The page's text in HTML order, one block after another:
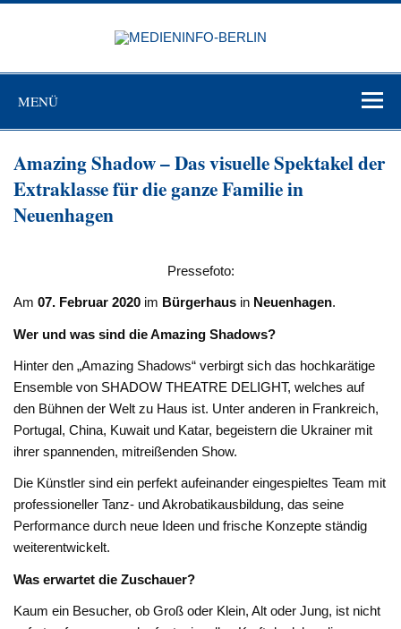
Zum
MENÜ
Amazing Shadow – Das visuelle Spektakel der
Extraklasse für die ganze Familie in
Neuenhagen
Pressefoto:
Am07. Februar 2020 im Bürgerhaus in Neuenhagen.
Wer und was sind die Amazing Shadows?
Hinter den „Amazing Shadows“ verbirgt sich das hochkarätige
Ensemble von SHADOW THEATRE DELIGHT, welches auf
den Bühnen der Welt zu Haus ist. Unter anderen in Frankreich,
Portugal, China, Kuwait und Katar, begeistern die Ukrainer mit
ihrer spannenden, mitreißenden Show.
Die Künstler sind ein perfekt aufeinander eingespieltes Team mit
professioneller Tanz- und Akrobatikausbildung, das seine
Performance durch neue Ideen und frische Konzepte ständig
weiterentwickelt.
Was erwartet die Zuschauer?
Kaum ein Besucher, ob Groß oder Klein, Alt oder Jung, ist nicht